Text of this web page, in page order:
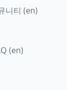
니티 (en)
(en)